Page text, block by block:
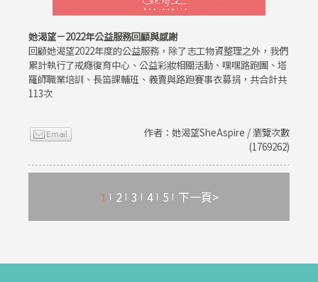
她渴望－2022年公益服務回顧與感謝
回顧她渴望2022年度的公益服務，除了志工物資整理之外，我們
累計執行了戒癮復育中心、公益彩妝相關活動、嘿嘿路跑團、塔
羅師職業培訓、長笛課輔班、義賣與路跑賽事衣募捐，共合計共
113次
作者：她渴望SheAspire / 瀏覽次數
(1769262)
1 2 3 4 5 下一頁>